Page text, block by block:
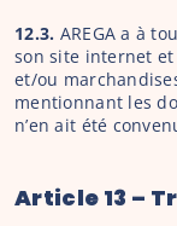
12.3. AREGA a à
son site internet et
et/ou
mentionnant les
n’en ait été
Article 13 –